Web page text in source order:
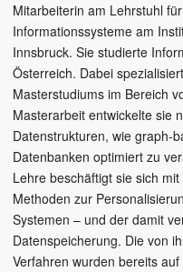
Mitarbeiterin am Lehrstuhl
Informationssysteme am
Innsbruck. Sie studierte
Österreich. Dabei
Masterstudiums im Bereich
Masterarbeit entwickelte sie
Datenstrukturen, wie graph-
Datenbanken optimiert zu
Lehre beschäftigt sie sich
Methoden zur
Systemen – und der damit
Datenspeicherung. Die von
Verfahren wurden bereits